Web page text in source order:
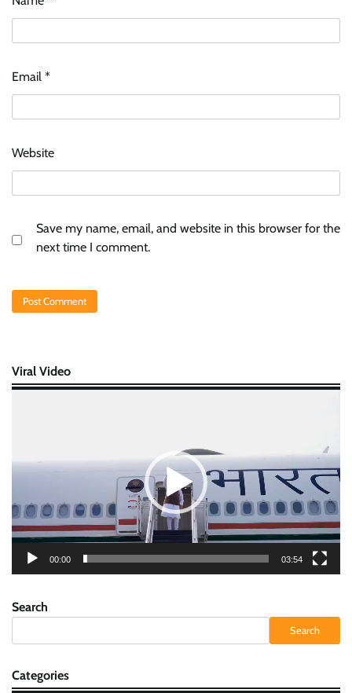
Email *
Website
Save my name, email, and website in this browser for the
next time I comment.
Viral Video
00:00 03:54
Search
Search
Categories